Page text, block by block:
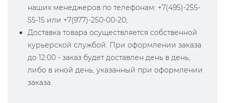
наших менеджеров по телефонам: +7(495)-255-
55-15 или +7(977)-250-00-20;
Доставка товара осуществляется собственной
курьерской службой. При оформлении заказа
до 12:00 - заказ будет доставлен день в день,
либо в иной день, указанный при оформлении
заказа.